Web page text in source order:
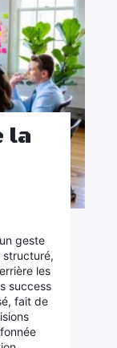
la
geste
structuré,
les
success
fait de